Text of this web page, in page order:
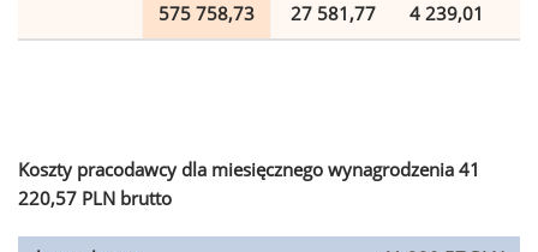
575 758,73 27 581,77 4 239,01
Koszty pracodawcy dla miesięcznego wynagrodzenia 41
220,57 PLN brutto